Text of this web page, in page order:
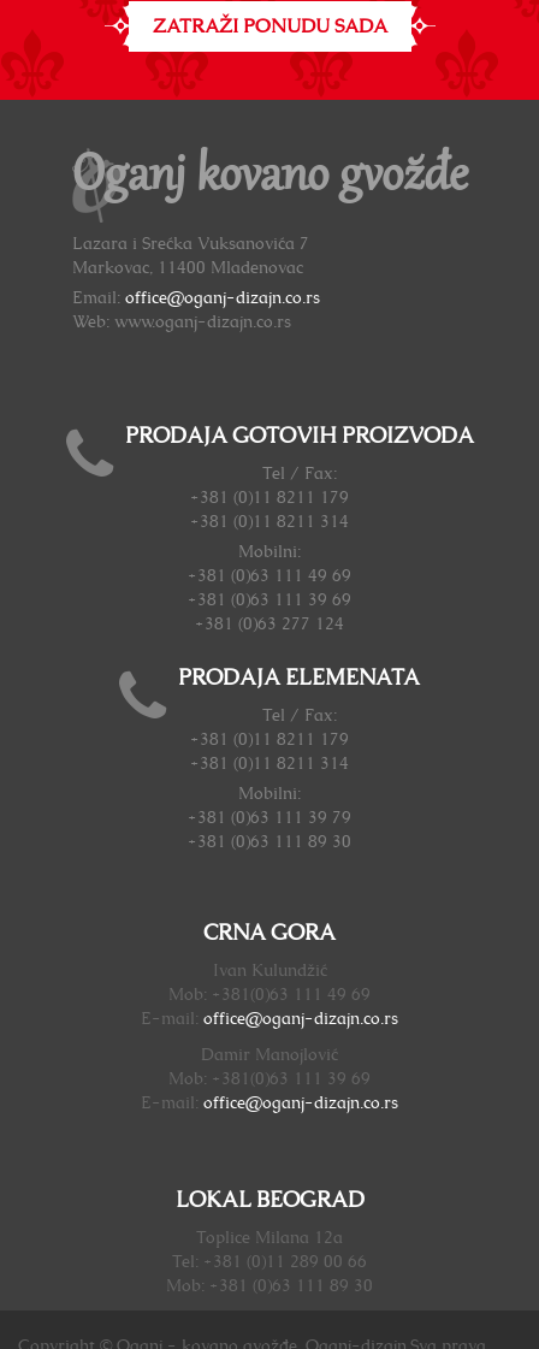
ZATRAŽI PONUDU SADA
Oganj kovano gvožđe
Lazara i Srećka Vuksanovića 7
Markovac, 11400 Mladenovac
Email: office@oganj-dizajn.co.rs
Web: www.oganj-dizajn.co.rs
PRODAJA GOTOVIH PROIZVODA
Tel / Fax:
+381 (0)11 8211 179
+381 (0)11 8211 314
Mobilni:
+381 (0)63 111 49 69
+381 (0)63 111 39 69
+381 (0)63 277 124
PRODAJA ELEMENATA
Tel / Fax:
+381 (0)11 8211 179
+381 (0)11 8211 314
Mobilni:
+381 (0)63 111 39 79
+381 (0)63 111 89 30
CRNA GORA
Ivan Kulundžić
Mob: +381(0)63 111 49 69
E-mail: office@oganj-dizajn.co.rs
Damir Manojlović
Mob: +381(0)63 111 39 69
E-mail: office@oganj-dizajn.co.rs
LOKAL BEOGRAD
Toplice Milana 12a
Tel: +381 (0)11 289 00 66
Mob: +381 (0)63 111 89 30